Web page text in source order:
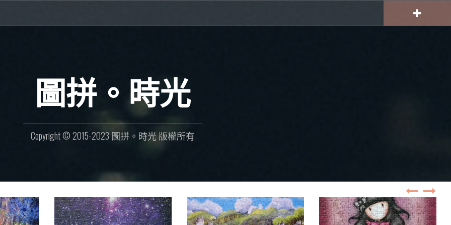
圖拼。時光
Copyright © 2015-2023 圖拼。時光 版權所有